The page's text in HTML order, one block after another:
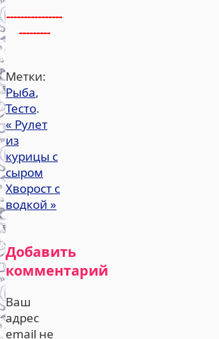
----------------
---------
Метки:
Рыба,
Тесто.
« Рулет
из
курицы с
сыром
Хворост с
водкой »
Добавить
комментарий
Ваш
адрес
email не